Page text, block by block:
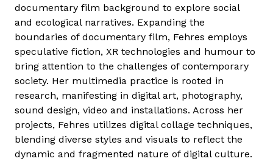
documentary film background to explore social
and ecological narratives. Expanding the
boundaries of documentary film, Fehres employs
speculative fiction, XR technologies and humour to
bring attention to the challenges of contemporary
society. Her multimedia practice is rooted in
research, manifesting in digital art, photography,
sound design, video and installations. Across her
projects, Fehres utilizes digital collage techniques,
blending diverse styles and visuals to reflect the
dynamic and fragmented nature of digital culture.